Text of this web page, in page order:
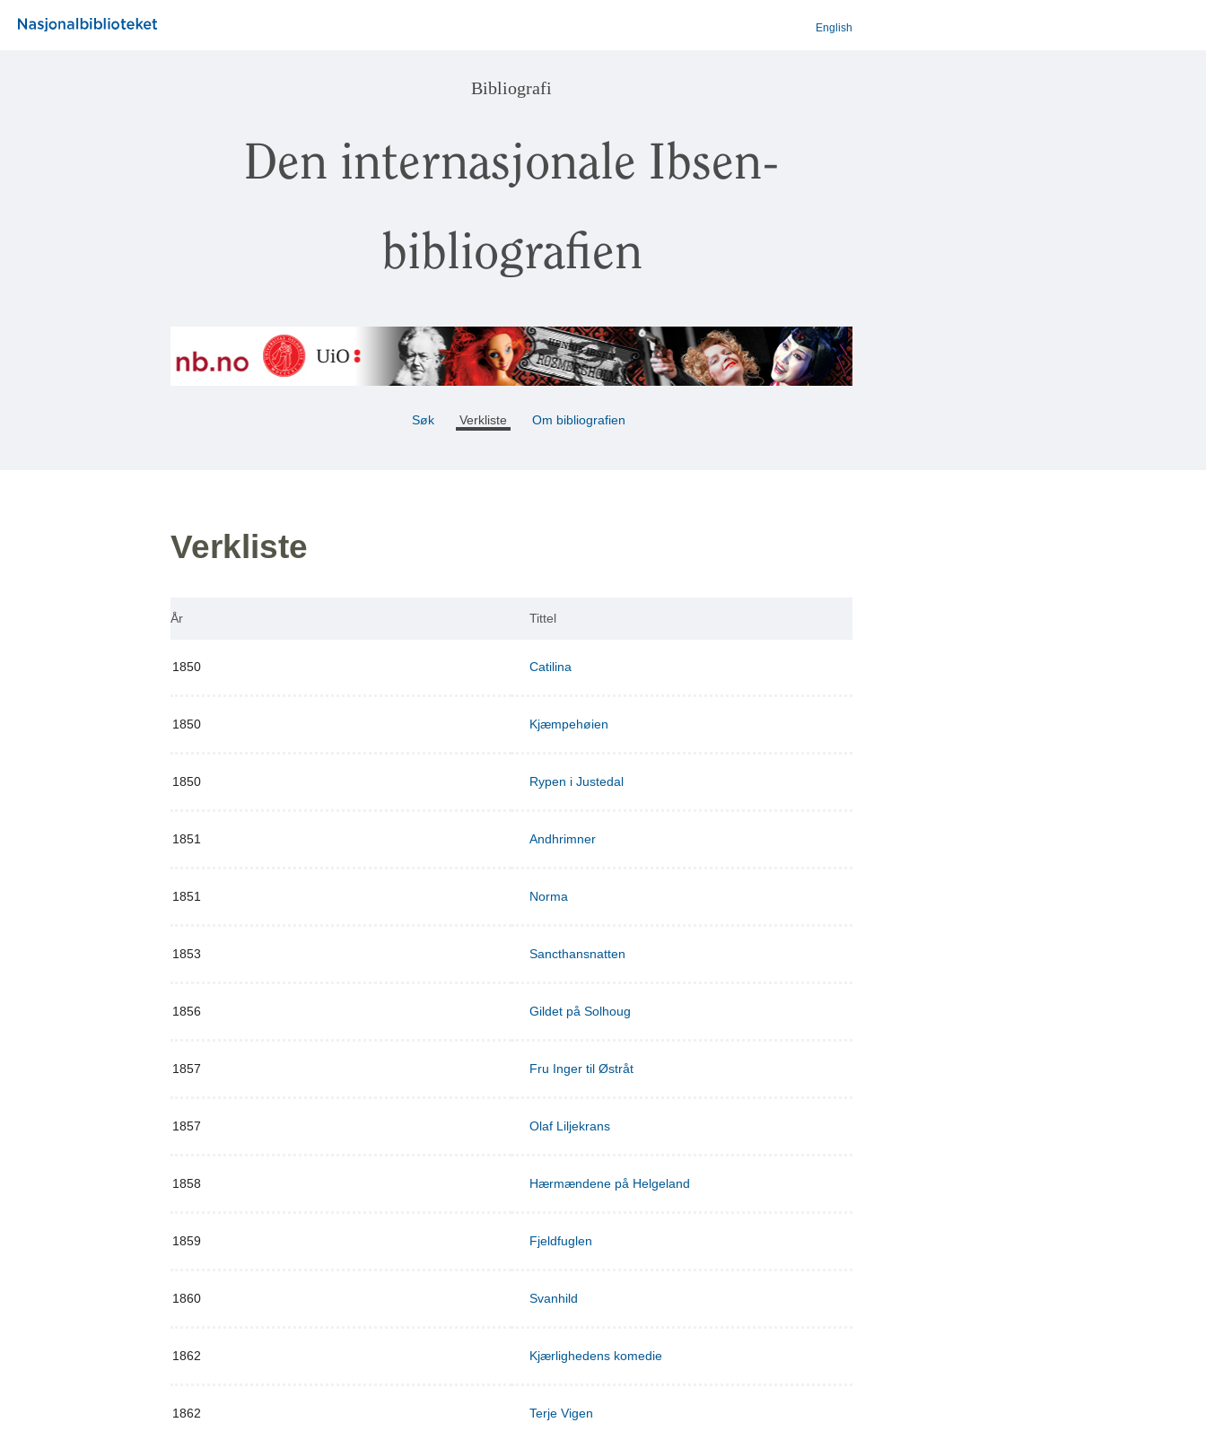
English
Bibliografi
Den internasjonale Ibsen-
bibliografien
Søk Verkliste Om bibliografien
Verkliste
År Tittel
1850 Catilina
1850 Kjæmpehøien
1850 Rypen i Justedal
1851 Andhrimner
1851 Norma
1853 Sancthansnatten
1856 Gildet på Solhoug
1857 Fru Inger til Østråt
1857 Olaf Liljekrans
1858 Hærmændene på Helgeland
1859 Fjeldfuglen
1860 Svanhild
1862 Kjærlighedens komedie
1862 Terje Vigen